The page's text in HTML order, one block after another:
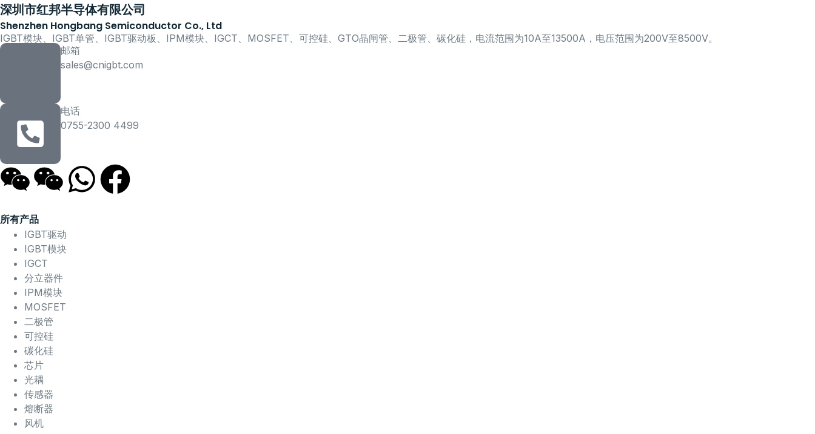
深圳市红邦半导体有限公司
Shenzhen Hongbang Semiconductor Co., Ltd
IGBT模块、IGBT单管、IGBT驱动板、IPM模块、IGCT、MOSFET、可控硅、GTO晶闸管、二极管、碳化硅，电流范围为10A至13500A，电压范围为200V至8500V。
邮箱
sales@cnigbt.com
电话
0755-2300 4499
所有产品
IGBT驱动
IGBT模块
IGCT
分立器件
IPM模块
MOSFET
二极管
可控硅
碳化硅
芯片
光耦
传感器
熔断器
风机